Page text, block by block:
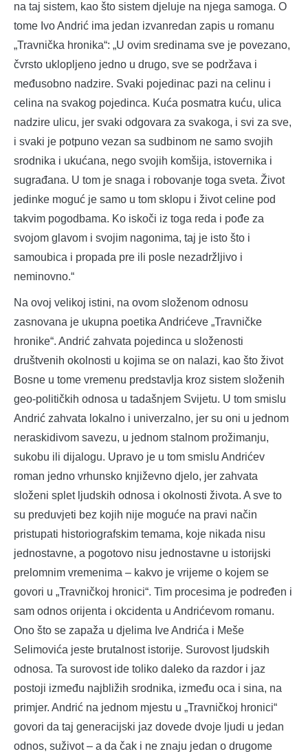
na taj sistem, kao što sistem djeluje na njega samoga. O
tome Ivo Andrić ima jedan izvanredan zapis u romanu
„Travnička hronika“: „U ovim sredinama sve je povezano,
čvrsto uklopljeno jedno u drugo, sve se podržava i
međusobno nadzire. Svaki pojedinac pazi na celinu i
celina na svakog pojedinca. Kuća posmatra kuću, ulica
nadzire ulicu, jer svaki odgovara za svakoga, i svi za sve,
i svaki je potpuno vezan sa sudbinom ne samo svojih
srodnika i ukućana, nego svojih komšija, istovernika i
sugrađana. U tom je snaga i robovanje toga sveta. Život
jedinke moguć je samo u tom sklopu i život celine pod
takvim pogodbama. Ko iskoči iz toga reda i pođe za
svojom glavom i svojim nagonima, taj je isto što i
samoubica i propada pre ili posle nezadržljivo i
neminovno.“
Na ovoj velikoj istini, na ovom složenom odnosu
zasnovana je ukupna poetika Andrićeve „Travničke
hronike“. Andrić zahvata pojedinca u složenosti
društvenih okolnosti u kojima se on nalazi, kao što život
Bosne u tome vremenu predstavlja kroz sistem složenih
geo-političkih odnosa u tadašnjem Svijetu. U tom smislu
Andrić zahvata lokalno i univerzalno, jer su oni u jednom
neraskidivom savezu, u jednom stalnom prožimanju,
sukobu ili dijalogu. Upravo je u tom smislu Andrićev
roman jedno vrhunsko književno djelo, jer zahvata
složeni splet ljudskih odnosa i okolnosti života. A sve to
su preduvjeti bez kojih nije moguće na pravi način
pristupati historiografskim temama, koje nikada nisu
jednostavne, a pogotovo nisu jednostavne u istorijski
prelomnim vremenima – kakvo je vrijeme o kojem se
govori u „Travničkoj hronici“. Tim procesima je podređen i
sam odnos orijenta i okcidenta u Andrićevom romanu.
Ono što se zapaža u djelima Ive Andrića i Meše
Selimovića jeste brutalnost istorije. Surovost ljudskih
odnosa. Ta surovost ide toliko daleko da razdor i jaz
postoji između najbližih srodnika, između oca i sina, na
primjer. Andrić na jednom mjestu u „Travničkoj hronici“
govori da taj generacijski jaz dovede dvoje ljudi u jedan
odnos, suživot – a da čak i ne znaju jedan o drugome